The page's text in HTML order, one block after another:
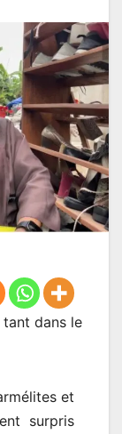
tant dans le
et
surpris